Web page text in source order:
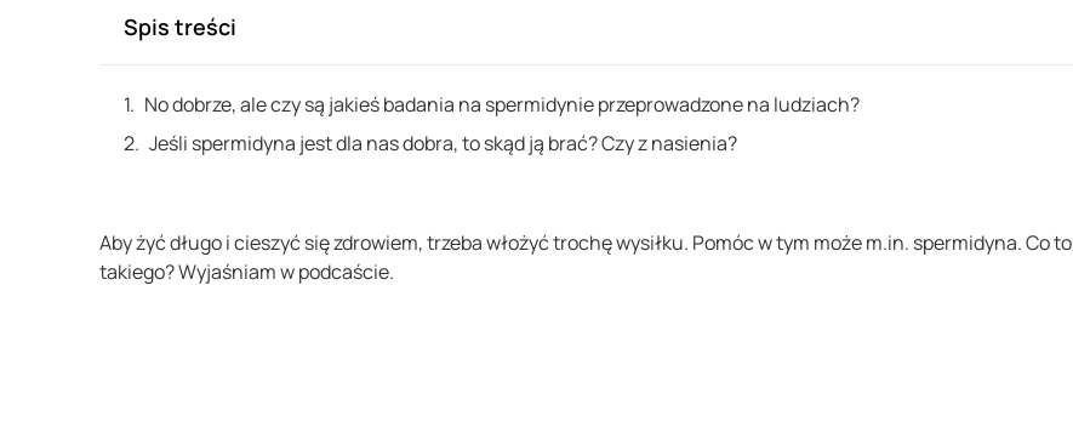
Spis treści
No dobrze, ale czy są jakieś badania na spermidynie przeprowadzone na ludziach?
Jeśli spermidyna jest dla nas dobra, to skąd ją brać? Czy z nasienia?
Aby żyć długo i cieszyć się zdrowiem, trzeba włożyć trochę wysiłku. Pomóc w tym może m.in. spermidyna. Co to
takiego? Wyjaśniam w podcaście.